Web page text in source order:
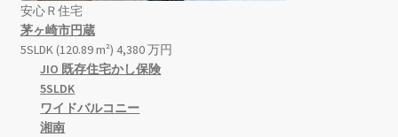
安心Ｒ住宅
茅ヶ崎市円蔵
5SLDK (120.89 m²) 4,380万円
JIO 既存住宅かし保険
5SLDK
ワイドバルコニー
湘南